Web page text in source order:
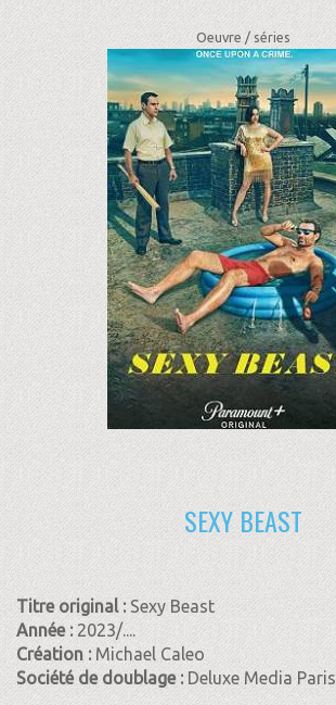
Oeuvre /séries
SEXY BEAST
Titre original : Sexy Beast
Année : 2023/....
Création : Michael Caleo
Société de doublage :Deluxe Media Paris